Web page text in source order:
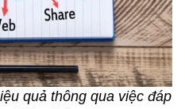
quả thông qua việc đáp